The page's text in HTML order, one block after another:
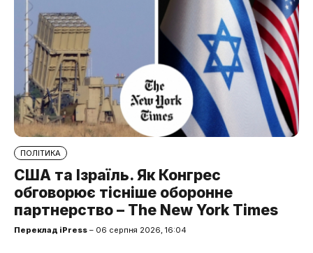
ПОЛІТИКА
США та Ізраїль. Як Конгрес
обговорює тісніше оборонне
партнерство – The New York Times
Переклад iPress – 06 серпня 2026, 16:04